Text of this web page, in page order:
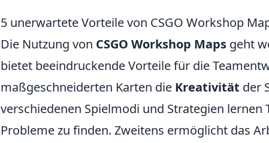
5 unerwartete Vorteile von CSGO Workshop
Die Nutzung von CSGO Workshop Maps geht
bietet beeindruckende Vorteile für die
maßgeschneiderten Karten die Kreativität der
verschiedenen Spielmodi und Strategien lernen
Probleme zu finden. Zweitens ermöglicht das